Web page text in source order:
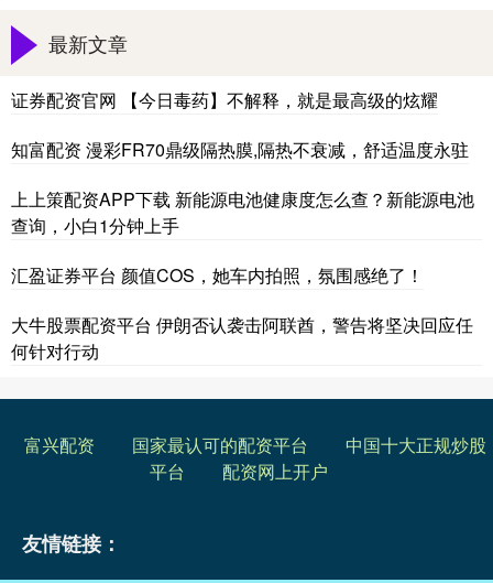
最新文章
证券配资官网 【今日毒药】不解释，就是最高级的炫耀
知富配资 漫彩FR70鼎级隔热膜,隔热不衰减，舒适温度永驻
上上策配资APP下载 新能源电池健康度怎么查？新能源电池
查询，小白1分钟上手
汇盈证券平台 颜值COS，她车内拍照，氛围感绝了！
大牛股票配资平台 伊朗否认袭击阿联酋，警告将坚决回应任
何针对行动
富兴配资 国家最认可的配资平台
中国十大正规炒股
平台
配资网上开户
友情链接：